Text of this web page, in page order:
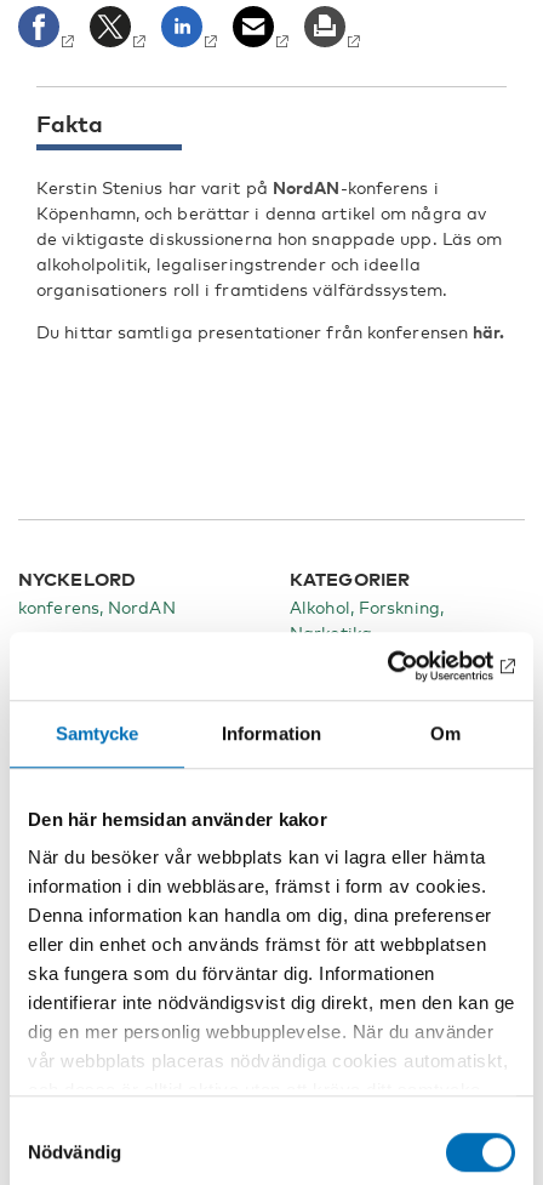
Samtycke Information Om
Den här hemsidan använder kakor
När du besöker vår webbplats kan vi lagra eller hämta
information i din webbläsare, främst i form av cookies.
Denna information kan handla om dig, dina preferenser
eller din enhet och används främst för att webbplatsen
ska fungera som du förväntar dig. Informationen
identifierar inte nödvändigsvist dig direkt, men den kan ge
dig en mer personlig webbupplevelse. När du använder
vår webbplats placeras nödvändiga cookies automatiskt,
använda webbplatsen och dess funktioner. Vi respekterar
din integritet, och du kan välja vilka ytterligare cookies
Nödvändig
Fakta
Kerstin Stenius har varit på NordAN-konferens i
Köpenhamn, och berättar i denna artikel om några av
de viktigaste diskussionerna hon snappade upp. Läs om
alkoholpolitik, legaliseringstrender och ideella
organisationers roll i framtidens välfärdssystem.
Du hittar samtliga presentationer från konferensen här.
NYCKELORD
konferens, NordAN
KATEGORIER
Alkohol Forskning
Narkotika
Oliver
Förstner/Mostphotos
Relaterat innehåll